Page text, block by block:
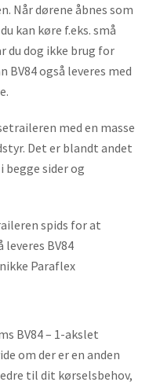
Når dørene åbnes som
kan køre f.eks. små
du dog ikke brug for
også leveres med
med en masse
Det er blandt andet
sider og
spids for at
leveres BV84
Paraflex
BV84 – 1-akslet
om der er en anden
til dit kørselsbehov,